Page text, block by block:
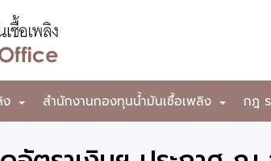
+
ง +
สำนักงานกองทุนน้ำมันเชื้อเพลิง กฎ